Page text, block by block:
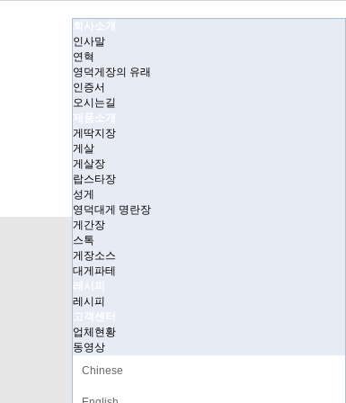
회사소개
인사말
연혁
영덕게장의 유래
인증서
오시는길
제품소개
게딱지장
게살
게살장
랍스타장
성게
영덕대게 명란장
게간장
스톡
게장소스
대게파테
레시피
레시피
고객센터
업체현황
동영상
Chinese